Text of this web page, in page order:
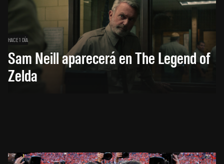
HACE 1 DÍA
Sam Neill aparecerá en The Legend of
Zelda